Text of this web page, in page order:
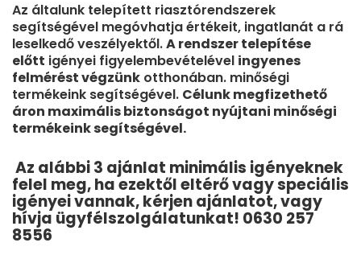
Az általunk telepített riasztórendszerek
segítségével megóvhatja értékeit, ingatlanát a rá
leselkedő veszélyektől.A rendszer telepítése
előtt igényei figyelembevételével ingyenes
felmérést végzünk otthonában. minőségi
termékeink segítségével. Célunk megfizethető
áron maximális biztonságot nyújtani minőségi
termékeink segítségével.
Az alábbi 3 ajánlat minimális igényeknek
felel meg, ha ezektől eltérő vagy speciális
igényei vannak,kérjen ajánlatot, vagy
hívja ügyfélszolgálatunkat! 0630 257
8556